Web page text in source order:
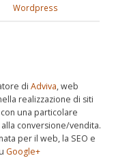
Wordpress
di Adviva, web
realizzazione di siti
una particolare
conversione/vendita.
per il web, la SEO e
Google+